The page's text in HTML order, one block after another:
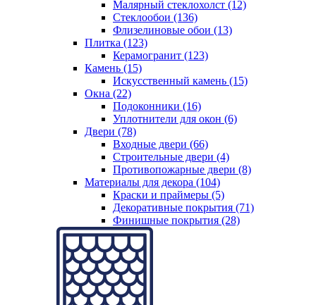
Малярный стеклохолст (12)
Стеклообои (136)
Флизелиновые обои (13)
Плитка (123)
Керамогранит (123)
Камень (15)
Искусственный камень (15)
Окна (22)
Подоконники (16)
Уплотнители для окон (6)
Двери (78)
Входные двери (66)
Строительные двери (4)
Противопожарные двери (8)
Материалы для декора (104)
Краски и праймеры (5)
Декоративные покрытия (71)
Финишные покрытия (28)